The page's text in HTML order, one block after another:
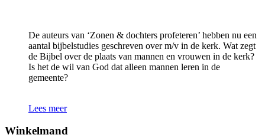
De auteurs van ‘Zonen & dochters profeteren’ hebben nu een
aantal bijbelstudies geschreven over m/v in de kerk. Wat zegt
de Bijbel over de plaats van mannen en vrouwen in de kerk?
Is het de wil van God dat alleen mannen leren in de
gemeente?
Lees meer
Winkelmand